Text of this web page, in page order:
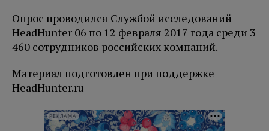
Опрос проводился Службой исследований
HeadHunter 06 по 12 февраля 2017 года среди 3
460 сотрудников российских компаний.
Материал подготовлен при поддержке
HeadHunter.ru
РЕКЛАМА